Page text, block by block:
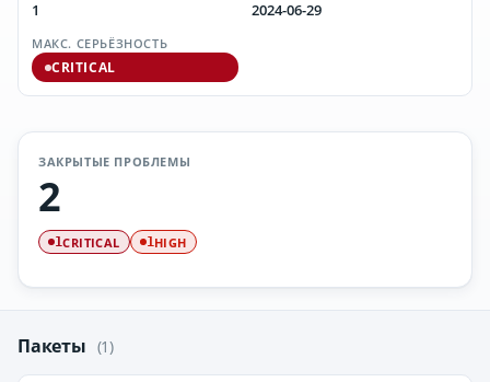
1 2024-06-29
МАКС. СЕРЬЁЗНОСТЬ
CRITICAL
ЗАКРЫТЫЕ ПРОБЛЕМЫ
2
1CRITICAL 1HIGH
Пакеты (1)